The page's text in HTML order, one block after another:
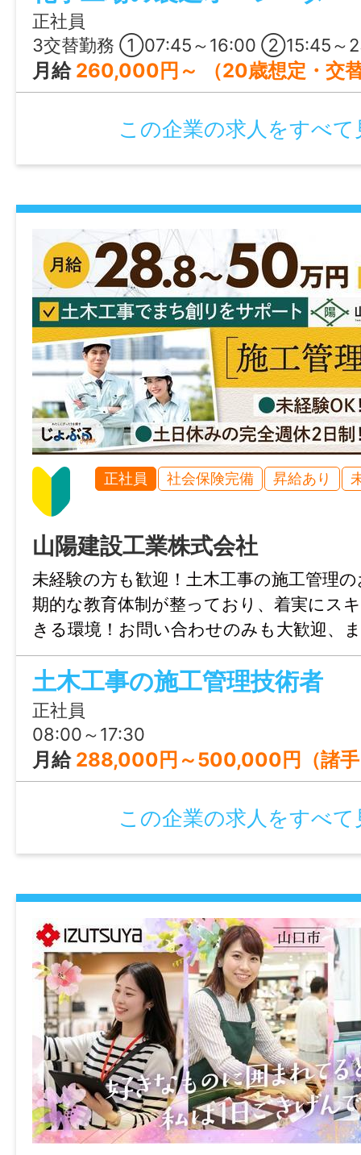
・チームで協力しながら働きたい方
・将来的に事務系のスキルを身につけたい
・残業の少ない環境で、無理なく働きたい
——————
仕事内容変更の可能性：なし
就業場所
最寄り駅：JR西日本「安岡駅」から徒歩5分
勤務地変更の可能性：なし
最寄り駅
JR西日本「安岡駅」から徒歩5分
給与
時給 1,200円
雇用形態
派遣社員
経験
年齢制限
不問
学歴
高卒以上
免許・資格
【必須】普通⾃動⾞免許（AT限定可）
就業時間
休憩時間
60分
就業日
火～日 ※火曜は不定休です
休日・休暇
固定休：月曜日、祝日、火曜(不定休)、個
暇、年末年始休暇、夏季休暇、GW休暇
正社員
3交替勤務 ①07:45～16:00 ②15:45～23:30 ③23:15～08:00 ※勤務シフトは休日明けごとに切り替わるスタイル。 「生活
月給 260,000円～ （20歳想定・交替勤務手
この企業の求人をすべて
正社員 社会保険完備 昇給あり
山陽建設工業株式会社
未経験の方も歓迎！土木工事の施工管理
期的な教育体制が整っており、着実にス
きる環境！お問い合わせのみも大歓迎、
山口にお気軽にご連絡ください。
土木工事の施工管理技術者
正社員
08:00～17:30
月給 288,000円～500,000円（諸手当を含む） 【給与内訳】 基本給 ：185,000円〜244,000円 管理手当 ：40,000円～
この企業の求人をすべて